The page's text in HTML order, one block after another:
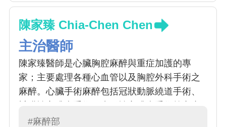
陳家臻 Chia-Chen Chen
主治醫師
陳家臻醫師是心臟胸腔麻醉與重症加護的專
家；主要處理各種心血管以及胸腔外科手術之
麻醉。心臟手術麻醉包括冠狀動脈繞道手術、
醉。胸腔手術麻醉則包括了胸腔腫瘤手術、食
#麻醉部